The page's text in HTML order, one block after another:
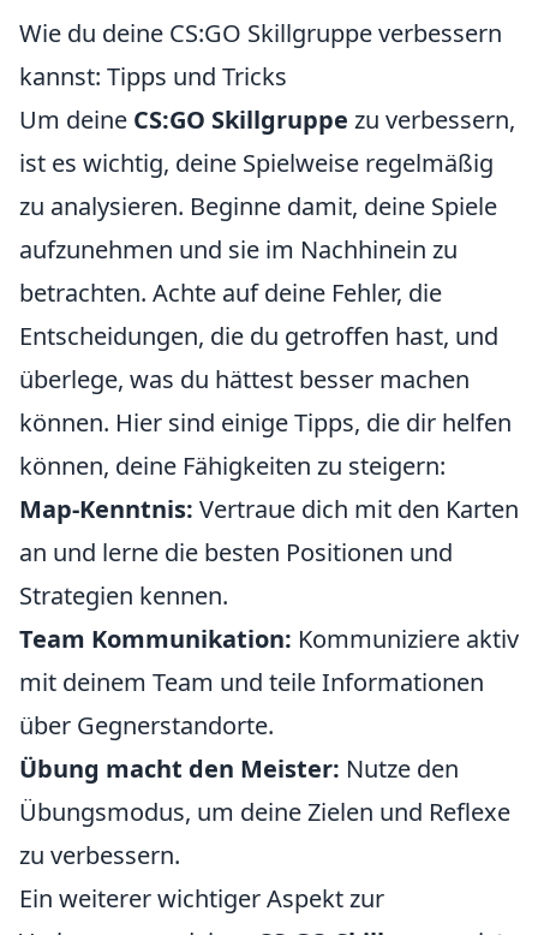
Wie du deine CS:GO Skillgruppe verbessern
kannst: Tipps und Tricks
Um deine CS:GO Skillgruppe zu verbessern,
ist es wichtig, deine Spielweise regelmäßig
zu analysieren. Beginne damit, deine Spiele
aufzunehmen und sie im Nachhinein zu
betrachten. Achte auf deine Fehler, die
Entscheidungen, die du getroffen hast, und
überlege, was du hättest besser machen
können. Hier sind einige Tipps, die dir helfen
können, deine Fähigkeiten zu steigern:
Map-Kenntnis: Vertraue dich mit den Karten
an und lerne die besten Positionen und
Strategien kennen.
Team Kommunikation: Kommuniziere aktiv
mit deinem Team und teile Informationen
über Gegnerstandorte.
Übung macht den Meister: Nutze den
Übungsmodus, um deine Zielen und Reflexe
zu verbessern.
Ein weiterer wichtiger Aspekt zur